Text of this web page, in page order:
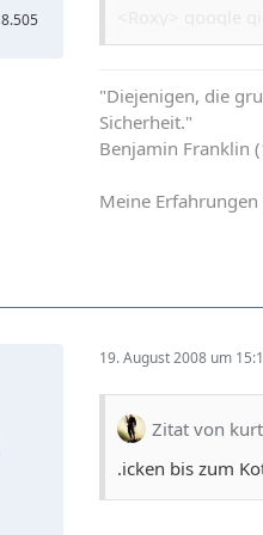
8.505
<Roxy> google
<Orloff> und
<Orloff> dann
<Robert>
"Diejenigen, die
Sicherheit."
Benjamin Franklin
Meine
19. August 2008 um
Zitat von kurt
.icken bis zum